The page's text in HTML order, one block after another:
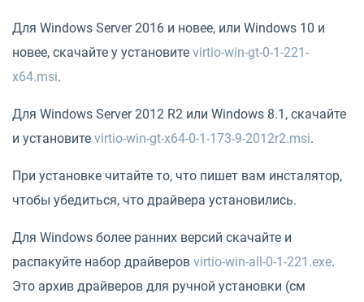
Для Windows Server 2016 и новее, или Windows 10 и
новее, скачайте у установите virtio-win-gt-0-1-221-
x64.msi.
Для Windows Server 2012 R2 или Windows 8.1, скачайте
и установите virtio-win-gt-x64-0-1-173-9-2012r2.msi.
При установке читайте то, что пишет вам инсталятор,
чтобы убедиться, что драйвера установились.
Для Windows более ранних версий скачайте и
распакуйте набор драйверов virtio-win-all-0-1-221.exe.
Это архив драйверов для ручной установки (см